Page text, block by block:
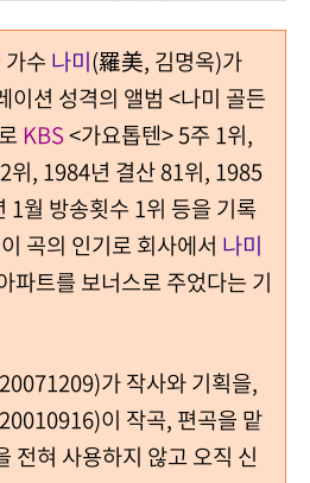
수 나미(羅美, 김명옥)가
이션 성격의 앨범 <나미 골든
KBS<가요톱텐> 5주 1위,
위, 1984년 결산 81위, 1985
1월 방송횟수 1위 등을 기록
곡의 인기로 회사에서 나미
파트를 보너스로 주었다는 기
가 작사와 기획을,
이 작곡, 편곡을 맡
전혀 사용하지 않고 오직 신